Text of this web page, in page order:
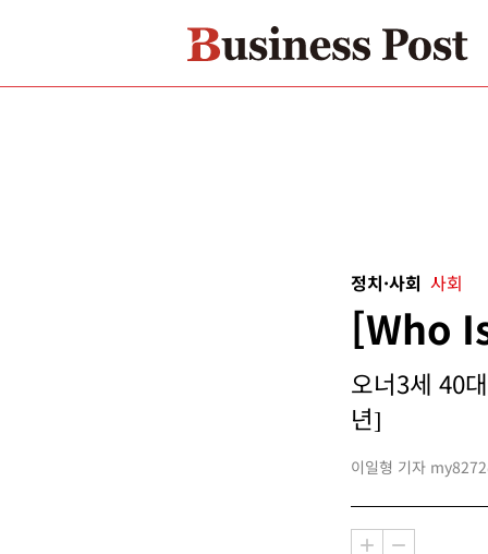
정치·사회 사회
[Who
오너3세 40
년]
이일형 기자